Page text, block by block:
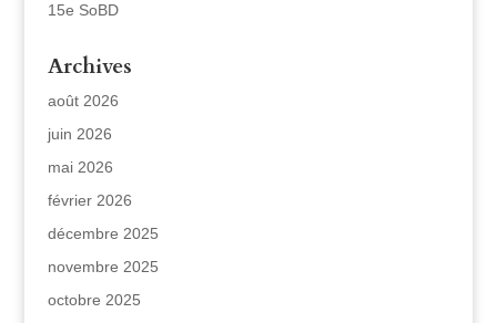
15e SoBD
Archives
août 2026
juin 2026
mai 2026
février 2026
décembre 2025
novembre 2025
octobre 2025